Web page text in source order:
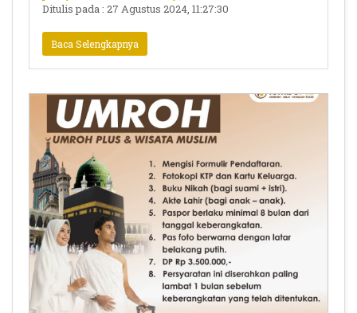
Ditulis pada : 27 Agustus 2024, 11:27:30
Baca Selengkapnya